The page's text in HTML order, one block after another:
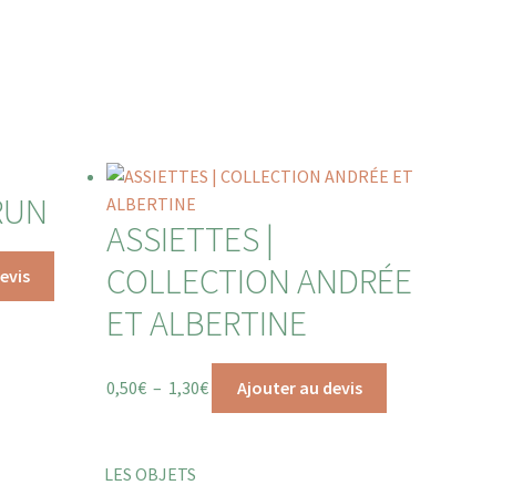
ASSIETTES |
COLLECTION ANDRÉE
ET ALBERTINE
0,50€ – 1,30€ Ajouter au devis
LES OBJETS